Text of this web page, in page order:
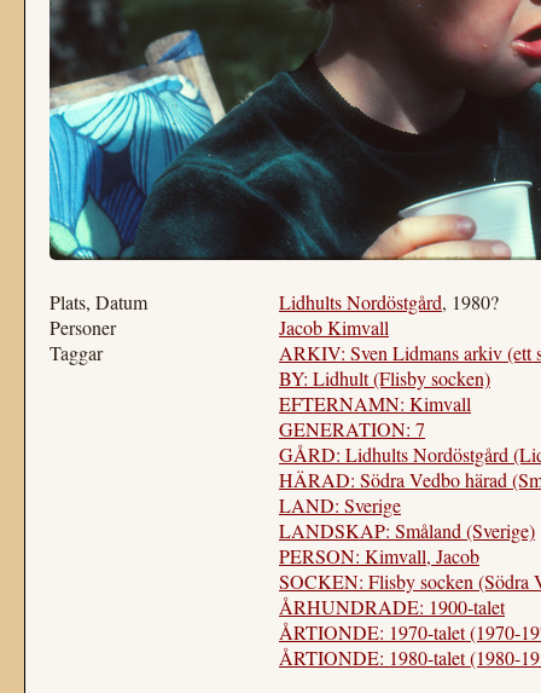
Plats, Datum Lidhults Nordöstgård, 1980?
Personer
Jacob Kimvall
Taggar
ARKIV: Sven Lidmans arkiv (ett
BY: Lidhult (Flisby socken)
EFTERNAMN: Kimvall
GENERATION: 7
GÅRD: Lidhults Nordöstgård
HÄRAD: Södra Vedbo härad
LAND: Sverige
LANDSKAP: Småland (Sverige)
PERSON: Kimvall, Jacob
SOCKEN: Flisby socken (Södra
ÅRHUNDRADE: 1900-talet
ÅRTIONDE: 1970-talet (1970-
ÅRTIONDE: 1980-talet (1980-